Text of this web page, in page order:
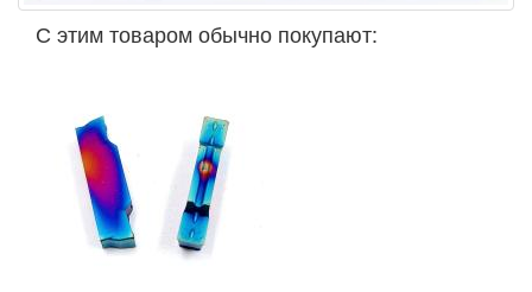
С этим товаром обычно покупают: